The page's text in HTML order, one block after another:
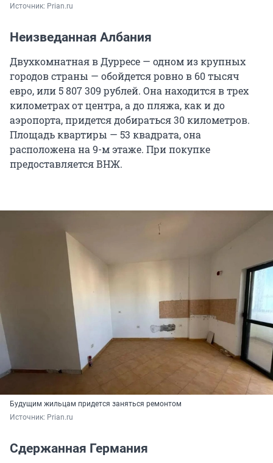
Источник: Prian.ru
Неизведанная Албания
Двухкомнатная в Дурресе — одном из крупных
городов страны — обойдется ровно в 60 тысяч
евро, или 5 807 309 рублей. Она находится в трех
километрах от центра, а до пляжа, как и до
аэропорта, придется добираться 30 километров.
Площадь квартиры — 53 квадрата, она
расположена на 9-м этаже. При покупке
предоставляется ВНЖ.
Будущим жильцам придется заняться ремонтом
Источник: Prian.ru
Сдержанная Германия